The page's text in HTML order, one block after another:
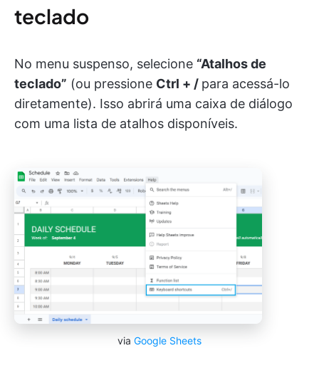
teclado
No menu suspenso, selecione “Atalhos de
teclado” (ou pressione Ctrl + / para acessá-lo
diretamente). Isso abrirá uma caixa de diálogo
com uma lista de atalhos disponíveis.
via Google Sheets